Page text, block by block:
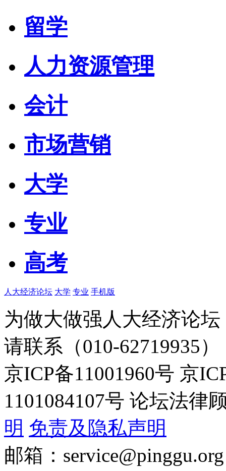
留学
人力资源管理
会计
市场营销
大学
专业
高考
人大经济论坛 大学 专业 手机版
为做大做强人大经济论
请联系（010-62719935）
京ICP备11001960号 京
1101084107号 论坛法律
明 免责及隐私声明
邮箱：service@pinggu.org